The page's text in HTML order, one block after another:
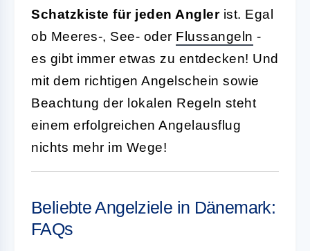
Schatzkiste für jeden Anglerist. Egal
ob Meeres-, See- oder Flussangeln -
es gibt immer etwas zu entdecken! Und
mit dem richtigen Angelschein sowie
Beachtung der lokalen Regeln steht
einem erfolgreichen Angelausflug
nichts mehr im Wege!
Beliebte Angelziele in Dänemark:
FAQs